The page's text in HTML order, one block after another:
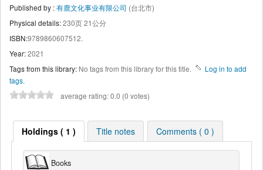
Published by :有鹿文化事业有限公司 (台北市)
Physical details:230页 21公分
ISBN:9789860607512.
Year:2021
Tags from this library: No tags from this library for this title.
Log in to add
tags.
average rating: 0.0 (0 votes)
Holdings ( 1 ) Title notes Comments ( 0 )
Books